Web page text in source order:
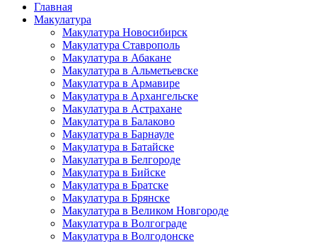
Главная
Макулатура
Макулатура Новосибирск
Макулатура Ставрополь
Макулатура в Абакане
Макулатура в Альметьевске
Макулатура в Армавире
Макулатура в Архангельске
Макулатура в Астрахане
Макулатура в Балаково
Макулатура в Барнауле
Макулатура в Батайске
Макулатура в Белгороде
Макулатура в Бийске
Макулатура в Братске
Макулатура в Брянске
Макулатура в Великом Новгороде
Макулатура в Волгограде
Макулатура в Волгодонске